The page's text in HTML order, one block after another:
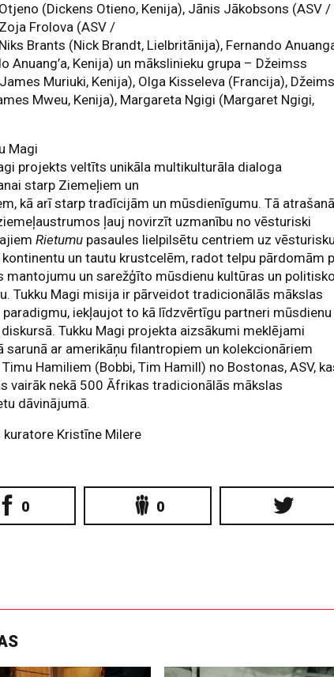
(Dickens Otieno, Kenija), Jānis Jākobsons (ASV /
Frolova (ASV /
Brants (Nick Brandt, Lielbritānija), Fernando
Anuang’a, Kenija) un mākslinieku grupa – Džeimss
Muriuki, Kenija), Olga Kisseleva (Francija),
Mweu, Kenija), Margareta Ngigi (Margaret Ngigi,
Magi
projekts veltīts unikāla multikulturāla dialoga
starp Ziemeļiem un
kā arī starp tradīcijām un mūsdienīgumu. Tā
ļauj novirzīt uzmanību no vēsturiski
Rietumu pasaules lielpilsētu centriem uz
un tautu krustcelēm, radot telpu pārdomām
mantojumu un sarežģīto mūsdienu kultūras un
Tukku Magi misija ir pārveidot tradicionālās mākslas
paradigmu, iekļaujot to kā līdzvērtīgu partneri mūsdienu
Tukku Magi projekta aizsākumi meklējami
sarunā ar amerikāņu filantropiem un kolekcionāriem
Timu Hamiliem (Bobbi, Tim Hamill) no Bostonas, ASV,
vairāk nekā 500 Āfrikas tradicionālās mākslas
dāvinājumā.
kuratore Kristīne Milere
0 0